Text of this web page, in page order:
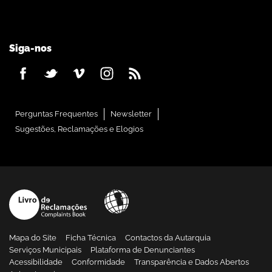
Siga-nos
Perguntas Frequentes
Newsletter
Sugestões, Reclamações e Elogios
Mapa do Site Ficha Técnica
Contactos da Autarquia
Serviços Municipais
Plataforma de Denunciantes
Acessibilidade
Conformidade
Transparência e Dados Abertos